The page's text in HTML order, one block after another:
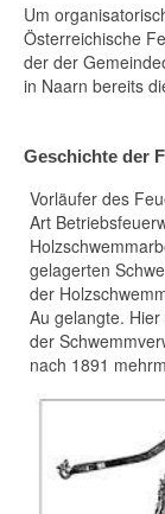
Um
Österreichische
der der
in Naarn bereits
Geschichte der
Vorläufer des
Art
gelagerten
der
Au gelangte.
der
nach 1891